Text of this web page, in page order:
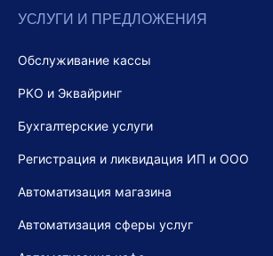
УСЛУГИ И ПРЕДЛОЖЕНИЯ
Обслуживание кассы
РКО и Эквайринг
Бухгалтерские услуги
Регистрация и ликвидация ИП и ООО
Автоматизация магазина
Автоматизация сферы услуг